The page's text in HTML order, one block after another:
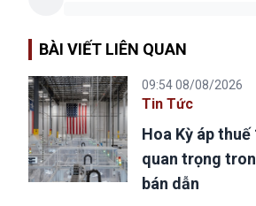
BÀI VIẾT LIÊN QUAN
09:54 08/08/2026
Tin Tức
Hoa Kỳ áp
quan trọng
bán dẫn